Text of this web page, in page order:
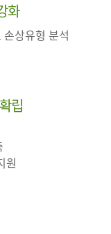
화
손상유형 분석
립
원